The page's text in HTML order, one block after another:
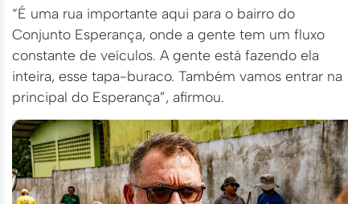
“É uma rua importante aqui para o bairro do
Conjunto Esperança, onde a gente tem um fluxo
constante de veículos. A gente está fazendo ela
inteira, esse tapa-buraco. Também vamos entrar na
principal do Esperança”, afirmou.